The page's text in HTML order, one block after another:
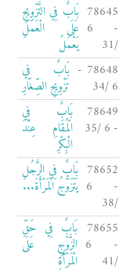
78645
- 6
/31
بَابٌ فِي التَّزْوِيجِ
عَلَى الْعَمَلِ
يَعْمَلُ
78648 -
6 /34
بَابٌ فِي
تَزْوِيجِ الصِّغَارِ
78649
- 6 /35
بَابٌ فِي
الْمُقَامِ عِنْدَ
الْبِكْرِ
78652
- 6
/38
بَابٌ فِي الرَّجُلِ
يَتَزَوَّجُ الْمَرْأَةَ...
78655
- 6
/41
بَابٌ فِي حَقِّ
الزَّوْجِ عَلَى
الْمَرْأَةِ